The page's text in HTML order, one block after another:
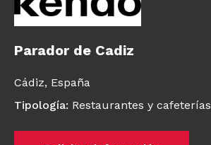
Parador de Cadiz
Cádiz, España
Tipología: Restaurantes y cafeterías